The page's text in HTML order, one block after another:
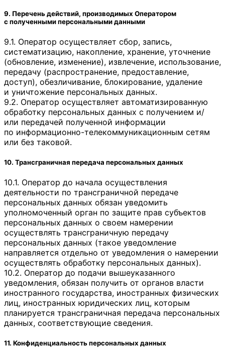
9. Перечень действий, производимых Оператором
с полученными персональными данными
9.1. Оператор осуществляет сбор, запись,
систематизацию, накопление, хранение, уточнение
(обновление, изменение), извлечение, использование,
передачу (распространение, предоставление,
доступ), обезличивание, блокирование, удаление
и уничтожение персональных данных.
9.2. Оператор осуществляет автоматизированную
обработку персональных данных с получением и/
или передачей полученной информации
по информационно-телекоммуникационным сетям
или без таковой.
10. Трансграничная передача персональных данных
10.1. Оператор до начала осуществления
деятельности по трансграничной передаче
персональных данных обязан уведомить
уполномоченный орган по защите прав субъектов
персональных данных о своем намерении
осуществлять трансграничную передачу
персональных данных (такое уведомление
направляется отдельно от уведомления о намерении
осуществлять обработку персональных данных).
10.2. Оператор до подачи вышеуказанного
уведомления, обязан получить от органов власти
иностранного государства, иностранных физических
лиц, иностранных юридических лиц, которым
планируется трансграничная передача персональных
данных, соответствующие сведения.
11. Конфиденциальность персональных данных